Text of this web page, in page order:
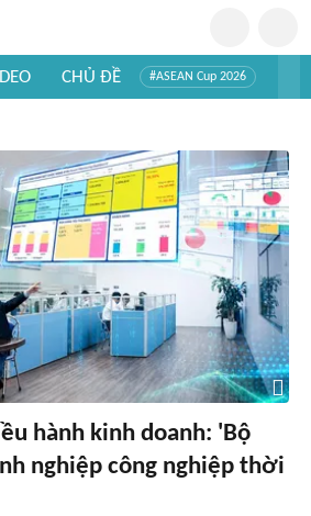
CHỦ ĐỀ #ASEAN Cup 2026
hành kinh doanh: 'Bộ
nghiệp công nghiệp thời